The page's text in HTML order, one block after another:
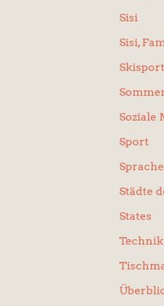
Sisi
Sisi,
Skisport
Soziale
Sport
Sprache
Städte
States
Technik